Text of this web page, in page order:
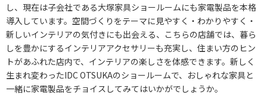
し、現在は子会社である大塚家具ショールームにも家電製品を本格
導入しています。空間づくりをテーマに見やすく・わかりやすく・
新しいインテリアの気付きにも出会える、こちらの店舗では、暮ら
しを豊かにするインテリアアクセサリーも充実し、住まい方のヒン
トがあふれた店内で、インテリアの楽しさを体感できます。新しく
生まれ変わったIDC OTSUKAのショールームで、おしゃれな家具と
一緒に家電製品をチョイスしてみてはいかがでしょうか。